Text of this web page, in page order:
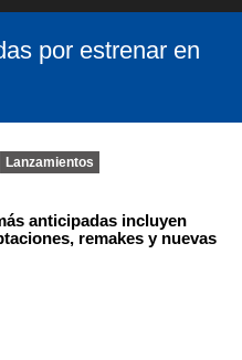
por estrenar en
Lanzamientos
anticipadas incluyen
remakes y nuevas